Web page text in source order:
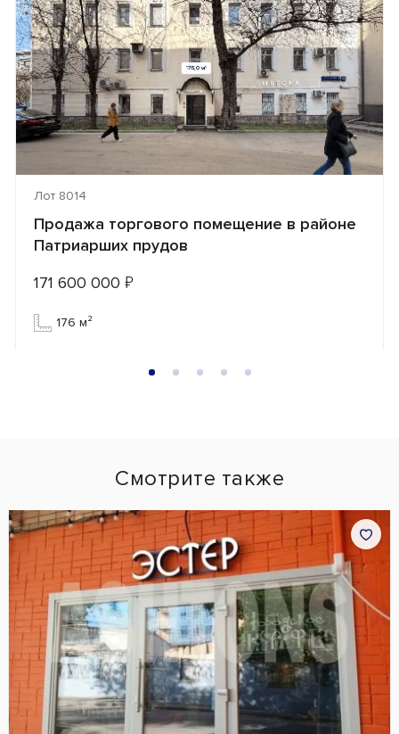
Лот 8014
Продажа торгового помещение в районе
Патриарших прудов
171 600 000 ₽
176 м²
Смотрите также